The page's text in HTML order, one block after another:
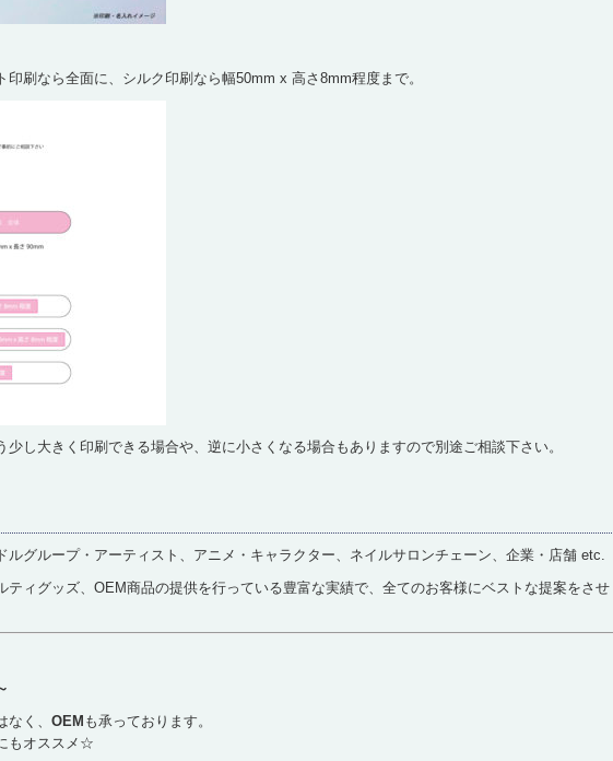
印刷なら全面に、シルク印刷なら幅50mm x 高さ8mm程度まで。
し大きく印刷できる場合や、逆に小さくなる場合もありますので別途ご相談下さい。
ルグループ・アーティスト、アニメ・キャラクター、ネイルサロンチェーン、企業・店舗 etc.
ティグッズ、OEM商品の提供を行っている豊富な実績で、全てのお客様にベストな提案をさせ
なく、 OEM も承っております。
もオススメ☆